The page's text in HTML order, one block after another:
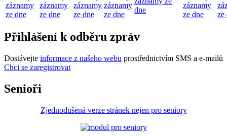
záznamy
ze dne
záznamy
ze dne
záznamy
ze dne
záznamy
ze dne
dne
záznamy
ze dne
ze
Přihlášení k odběru zpráv
Dostávejte informace z našeho webu prostřednictvím SMS a e-mailů
Chci se zaregistrovat
Senioři
Zjednodušená verze stránek nejen pro seniory